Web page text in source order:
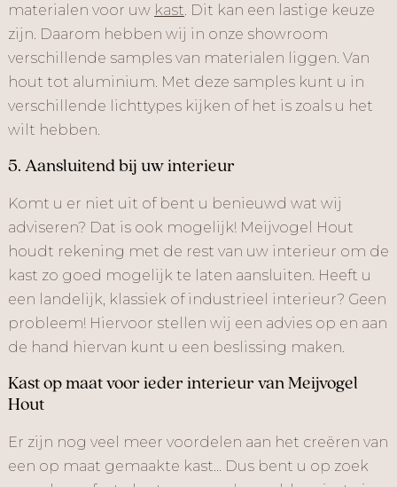
materialen voor uw kast . Dit kan een lastige keuze
zijn. Daarom hebben wij in onze showroom
verschillende samples van materialen liggen. Van
hout tot aluminium. Met deze samples kunt u in
verschillende lichttypes kijken of het is zoals u het
wilt hebben.
5. Aansluitend bij uw interieur
Komt u er niet uit of bent u benieuwd wat wij
adviseren? Dat is ook mogelijk! Meijvogel Hout
houdt rekening met de rest van uw interieur om de
kast zo goed mogelijk te laten aansluiten. Heeft u
een landelijk, klassiek of industrieel interieur? Geen
probleem! Hiervoor stellen wij een advies op en aan
de hand hiervan kunt u een beslissing maken.
Kast op maat voor ieder interieur van Meijvogel
Hout
Er zijn nog veel meer voordelen aan het creëren van
een op maat gemaakte kast… Dus bent u op zoek